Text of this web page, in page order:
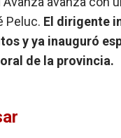
Peluc. El dirigente
y ya inauguró
de la provincia.